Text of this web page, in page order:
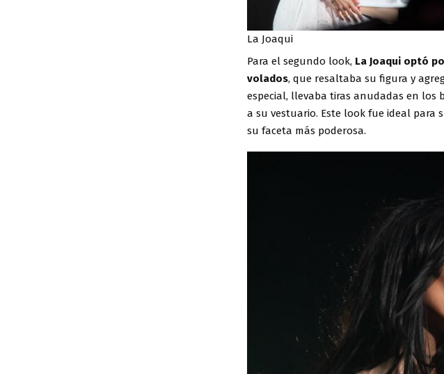
La Joaqui
Para el segundo look, La Joaqui optó
volados, que resaltaba su figura y
especial, llevaba tiras anudadas en los
a su vestuario. Este look fue ideal para
su faceta más poderosa.